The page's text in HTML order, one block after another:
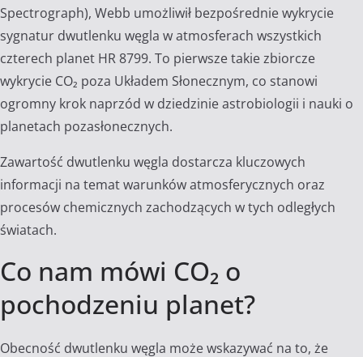
Spectrograph), Webb umożliwił bezpośrednie wykrycie
sygnatur dwutlenku węgla w atmosferach wszystkich
czterech planet HR 8799. To pierwsze takie zbiorcze
wykrycie CO₂ poza Układem Słonecznym, co stanowi
ogromny krok naprzód w dziedzinie astrobiologii i nauki o
planetach pozasłonecznych.
Zawartość dwutlenku węgla dostarcza kluczowych
informacji na temat warunków atmosferycznych oraz
procesów chemicznych zachodzących w tych odległych
światach.
Co nam mówi CO₂ o
pochodzeniu planet?
Obecność dwutlenku węgla może wskazywać na to, że